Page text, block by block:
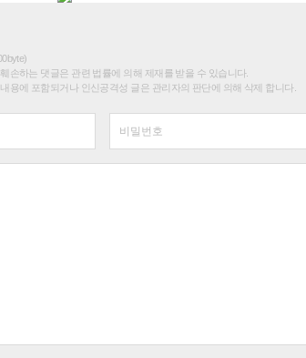
손하는 댓글은 관련 법률에 의해 제재를 받을 수 있습니다.
용에 포함되거나 인신공격성 글은 관리자의 판단에 의해 삭제 합니다.